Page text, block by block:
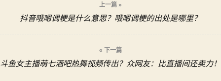
航
上一篇 »
抖音哦嗯调梗是什么意思？哦嗯调梗的出处是哪里？
« 下一篇
斗鱼女主播萌七酒吧热舞视频传出？众网友：比直播间还卖力！